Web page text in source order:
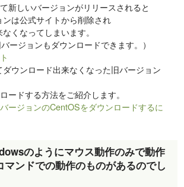
新しいバージョンがリリースされると
は公式サイトから削除され
くなってしまいます。
ージョンもダウンロードできます。）
ウンロード出来なくなった旧バージョン
ードする方法をご紹介します。
ージョンのCentOSをダウンロードするに
のようにマウス動作のみで動作
マンドでの動作のものがあるのでし